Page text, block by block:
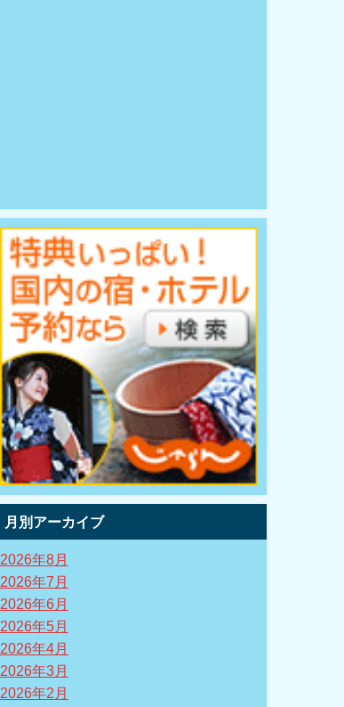
月別アーカイブ
2026年8月
2026年7月
2026年6月
2026年5月
2026年4月
2026年3月
2026年2月